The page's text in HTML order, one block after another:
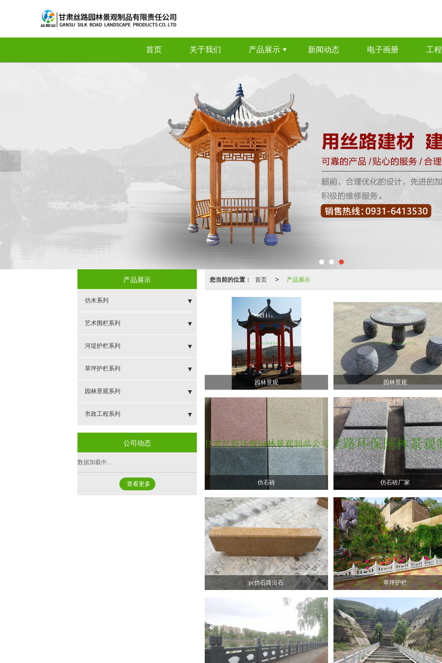
首页 关于我们 产品展示 新闻动态 电子画册 工
您当前的位置： 首页 > 产品展示
园林景观 园林景观
仿石砖 仿石砖厂家
pc仿石路沿石 草坪护栏
产品展示
仿木系列
- 新中式组合护栏
- 仿枯木护栏
- 仿树皮仿木护栏
- 三横梁仿木护栏
- 梯型仿木护栏
- 单X型仿木护栏
艺术围栏系列
- 新型环保艺术围栏
- 金剑艺术围栏
河堤护栏系列
- 祥云如意护栏
- 如意河堤护栏
- 扇形河堤护栏
- 雕花河堤护栏
草坪护栏系列
- 草坪护栏
- 仿木栅栏
园林景观系列
- 仿木圆桌
- 仿木凳椅
市政工程系列
- 装配式水泥围墙
- 石灰石矿粉
公司动态
数据加载中...
查看更多